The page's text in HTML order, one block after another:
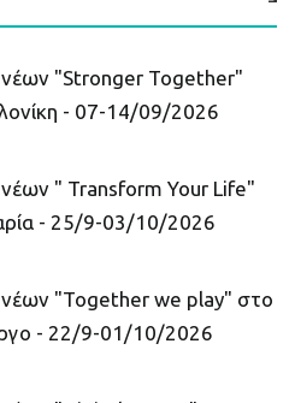
"Stronger Together"
- 07-14/09/2026
" Transform Your Life"
- 25/9-03/10/2026
"Together we play" στο
- 22/9-01/10/2026